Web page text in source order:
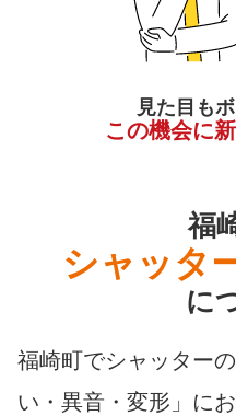
見た目も
この機会に
福
シャッタ
に
福崎町でシャッター
い・異音・変形」に